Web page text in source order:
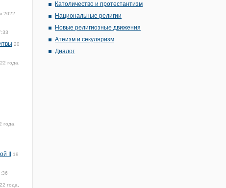
2022
20
года,
года,
II 19
года,
Католичество и протестантизм
Национальные религии
Новые религиозные движения
Атеизм и секуляризм
Диалог